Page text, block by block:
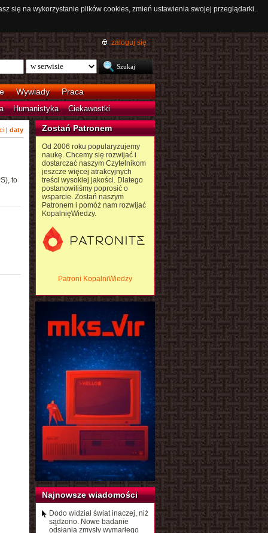
się na wykorzystanie plików cookies, zmień ustawienia swojej przeglądarki.
zaloguj się
Wywiady Praca
Humanistyka Ciekawostki
| daty
to
Zostań Patronem
Od 2006 roku popularyzujemy
naukę. Chcemy się rozwijać i
dostarczać naszym Czytelnikom
jeszcze więcej atrakcyjnych
treści wysokiej jakości. Dlatego
postanowiliśmy poprosić o
wsparcie. Zostań naszym
Patronem i pomóż nam rozwijać
KopalnięWiedzy.
Patroni KopalniWiedzy
Najnowsze wiadomości
Dodo widział świat inaczej, niż
sądzono. Nowe badanie
odsłania zmysły wymarłego